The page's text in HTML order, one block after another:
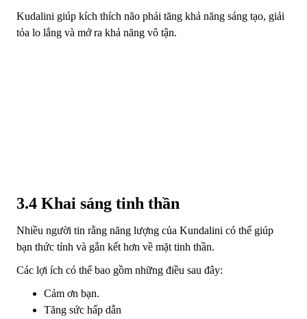
Kudalini giúp kích thích não phải tăng khả năng sáng tạo, giải
tỏa lo lắng và mở ra khả năng vô tận.
3.4 Khai sáng tinh thần
Nhiều người tin rằng năng lượng của Kundalini có thể giúp
bạn thức tỉnh và gắn kết hơn về mặt tinh thần.
Các lợi ích có thể bao gồm những điều sau đây:
Cảm ơn bạn.
Tăng sức hấp dẫn